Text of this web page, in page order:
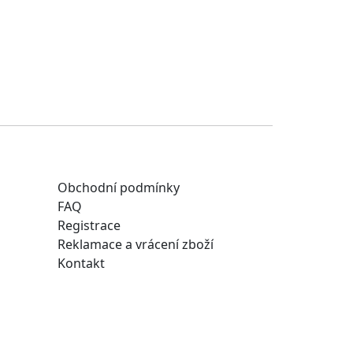
Obchodní podmínky
FAQ
Registrace
Reklamace a vrácení zboží
Kontakt